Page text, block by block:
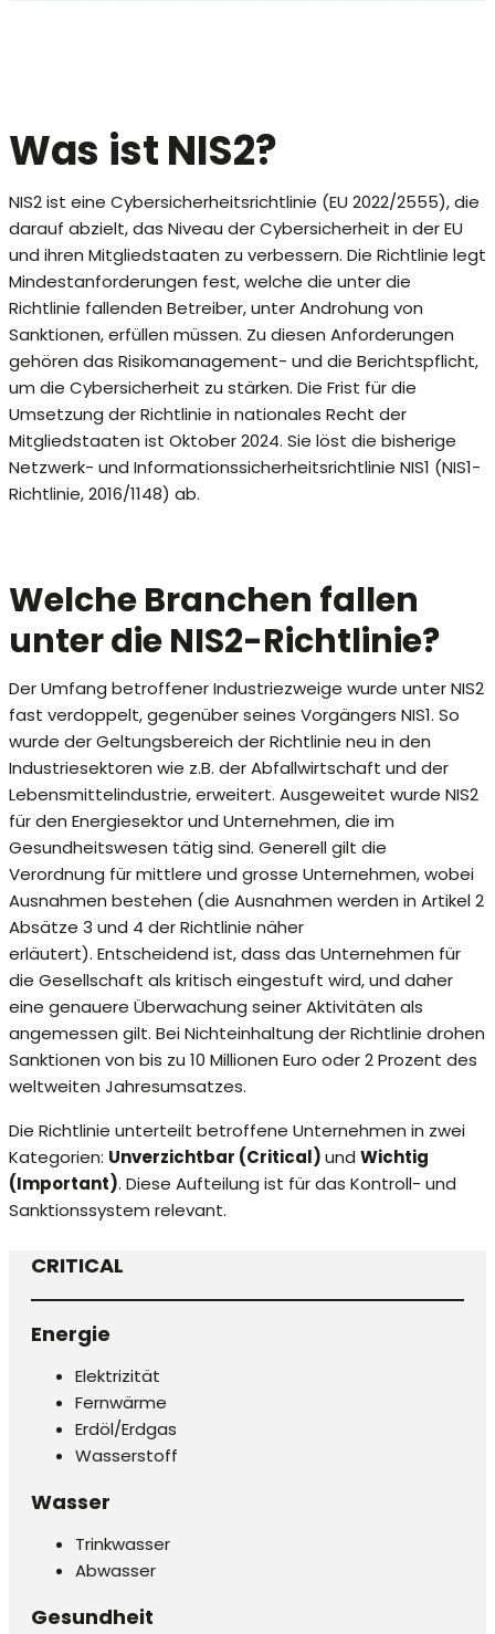
Was ist NIS2?
NIS2 ist eine Cybersicherheitsrichtlinie (EU 2022/2555), die
darauf abzielt, das Niveau der Cybersicherheit in der EU
und ihren Mitgliedstaaten zu verbessern. Die Richtlinie legt
Mindestanforderungen fest, welche die unter die
Richtlinie fallenden Betreiber, unter Androhung von
Sanktionen, erfüllen müssen. Zu diesen Anforderungen
gehören das Risikomanagement- und die Berichtspflicht,
um die Cybersicherheit zu stärken. Die Frist für die
Umsetzung der Richtlinie in nationales Recht der
Mitgliedstaaten ist Oktober 2024. Sie löst die bisherige
Netzwerk- und Informationssicherheitsrichtlinie NIS1 (NIS1-
Richtlinie, 2016/1148) ab.
Welche Branchen fallen
unter die NIS2-Richtlinie?
Der Umfang betroffener Industriezweige wurde unter NIS2
fast verdoppelt, gegenüber seines Vorgängers NIS1. So
wurde der Geltungsbereich der Richtlinie neu in den
Industriesektoren wie z.B. der Abfallwirtschaft und der
Lebensmittelindustrie, erweitert. Ausgeweitet wurde NIS2
für den Energiesektor und Unternehmen, die im
Gesundheitswesen tätig sind. Generell gilt die
Verordnung für mittlere und grosse Unternehmen, wobei
Ausnahmen bestehen (die Ausnahmen werden in Artikel 2
Absätze 3 und 4 der Richtlinie näher
erläutert). Entscheidend ist, dass das Unternehmen für
die Gesellschaft als kritisch eingestuft wird, und daher
eine genauere Überwachung seiner Aktivitäten als
angemessen gilt. Bei Nichteinhaltung der Richtlinie drohen
Sanktionen von bis zu 10 Millionen Euro oder 2 Prozent des
weltweiten Jahresumsatzes.
Die Richtlinie unterteilt betroffene Unternehmen in zwei
Kategorien: Unverzichtbar (Critical)und Wichtig
(Important). Diese Aufteilung ist für das Kontroll- und
Sanktionssystem relevant.
CRITICAL
Energie
Elektrizität
Fernwärme
Erdöl/Erdgas
Wasserstoff
Wasser
Trinkwasser
Abwasser
Gesundheit